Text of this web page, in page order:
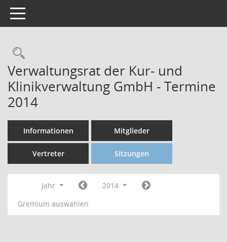
Toggle navigation
Verwaltungsrat der Kur- und
Klinikverwaltung GmbH - Termine
2014
Informationen Mitglieder
Vertreter Sitzungen
Jahr
2014
Gremium auswählen